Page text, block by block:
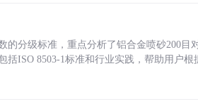
的分级标准，重点分析了铝合金喷砂200目
括ISO 8503-1标准和行业实践，帮助用户根